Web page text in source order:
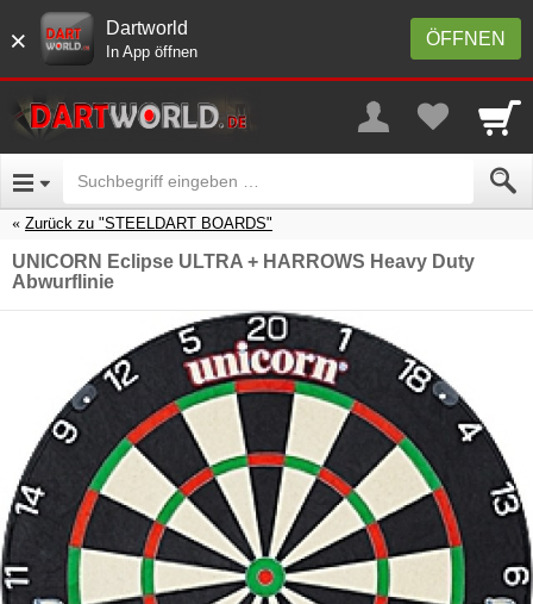
× ÖFFNEN
Dartworld
In App öffnen
Zurück zu "STEELDART BOARDS"
UNICORN Eclipse ULTRA + HARROWS Heavy Duty
Abwurflinie